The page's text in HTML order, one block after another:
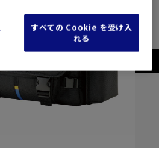
すべての Cookie を受け入
れる